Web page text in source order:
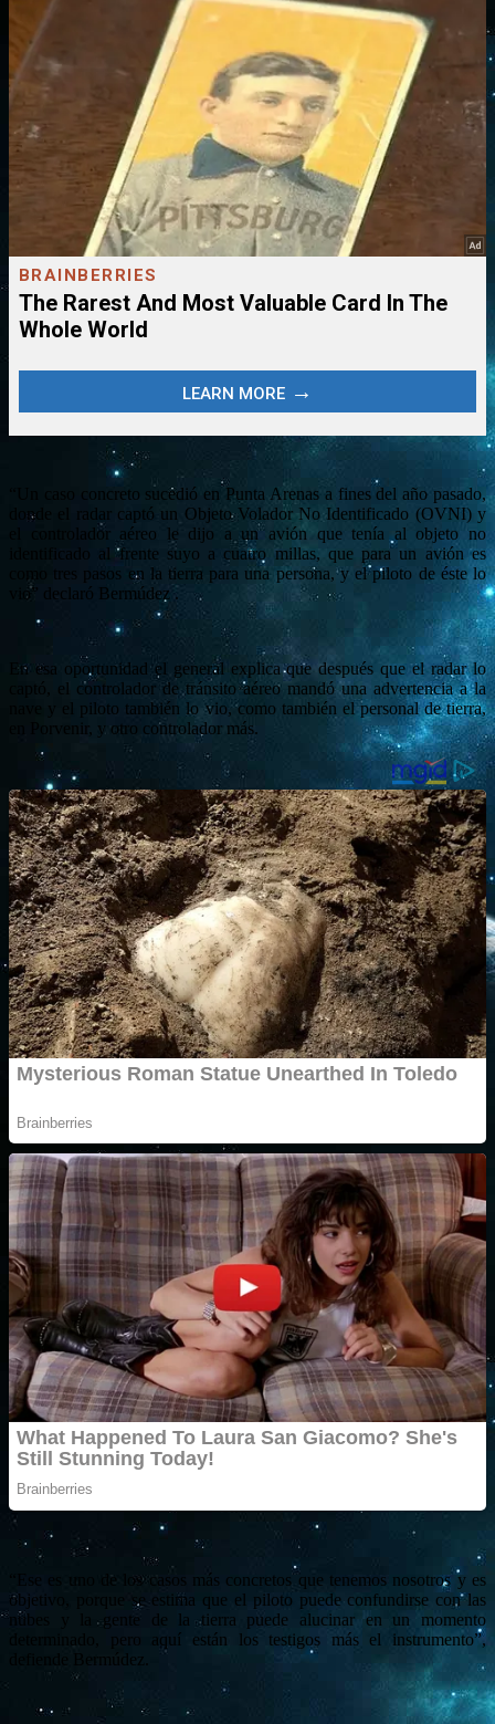
“Un caso concreto sucedió en Punta Arenas a fines del año pasado,
donde el radar captó un Objeto Volador No Identificado (OVNI) y
el controlador aéreo le dijo a un avión que tenía al objeto no
identificado al frente suyo a cuatro millas, que para un avión es
como tres pasos en la tierra para una persona, y el piloto de éste lo
vio” declaró Bermúdez .
En esa oportunidad el general explica que después que el radar lo
captó, el controlador de tránsito aéreo mandó una advertencia a la
nave y el piloto también lo vio, como también el personal de tierra,
en Porvenir, y otro controlador más.
“Ese es uno de los casos más concretos que tenemos nosotros y es
objetivo, porque se estima que el piloto puede confundirse con las
nubes y la gente de la tierra puede alucinar en un momento
determinado, pero aquí están los testigos más el instrumento”,
defiende Bermúdez.